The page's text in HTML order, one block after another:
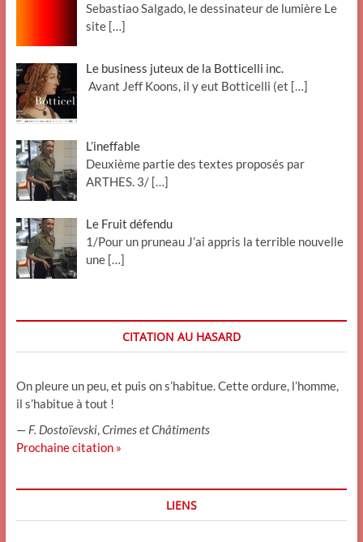
Sebastiao Salgado, le dessinateur de lumière Le
site […]
Le business juteux de la Botticelli inc.
Avant Jeff Koons, il y eut Botticelli (et […]
L’ineffable
Deuxième partie des textes proposés par
ARTHES. 3/ […]
Le Fruit défendu
1/Pour un pruneau J’ai appris la terrible nouvelle
une […]
CITATION AU HASARD
On pleure un peu, et puis on s’habitue. Cette ordure, l’homme,
il s’habitue à tout !
— F. Dostoïevski,Crimes et Châtiments
Prochaine citation »
LIENS